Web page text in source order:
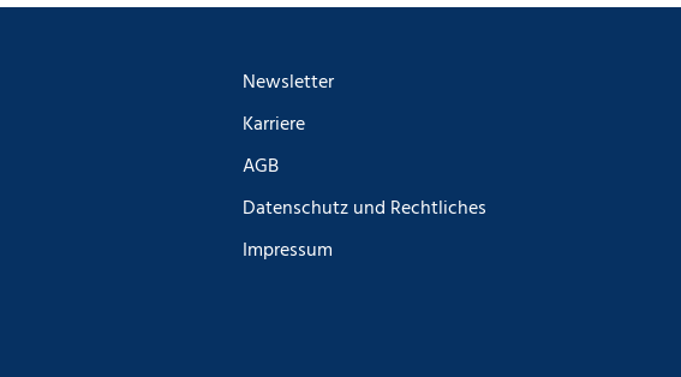
Newsletter
Karriere
AGB
Datenschutz und Rechtliches
Impressum